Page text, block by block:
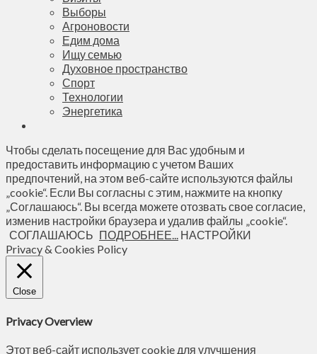
Выборы
Агроновости
Едим дома
Ищу семью
Духовное пространство
Спорт
Технологии
Энергетика
Чтобы сделать посещение для Вас удобным и
предоставить информацию с учетом Ваших
предпочтений, на этом веб-сайте используются файлы
„cookie“. Если Вы согласны с этим, нажмите на кнопку
„Соглашаюсь“. Вы всегда можете отозвать свое согласие,
изменив настройки браузера и удалив файлы „cookie“.
СОГЛАШАЮСЬ ПОДРОБНЕЕ... НАСТРОЙКИ
Privacy & Cookies Policy
Close
Privacy Overview
Этот веб-сайт использует cookie для улучшения